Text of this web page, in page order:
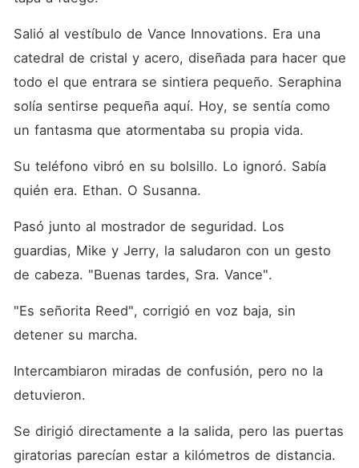
Salió al vestíbulo de Vance Innovations. Era una
catedral de cristal y acero, diseñada para hacer que
todo el que entrara se sintiera pequeño. Seraphina
solía sentirse pequeña aquí. Hoy, se sentía como
un fantasma que atormentaba su propia vida.
Su teléfono vibró en su bolsillo. Lo ignoró. Sabía
quién era. Ethan. O Susanna.
Pasó junto al mostrador de seguridad. Los
guardias, Mike y Jerry, la saludaron con un gesto
de cabeza. "Buenas tardes, Sra. Vance".
"Es señorita Reed", corrigió en voz baja, sin
detener su marcha.
Intercambiaron miradas de confusión, pero no la
detuvieron.
Se dirigió directamente a la salida, pero las puertas
giratorias parecían estar a kilómetros de distancia.